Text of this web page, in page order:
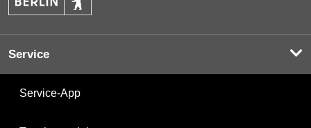
Service
Service-App